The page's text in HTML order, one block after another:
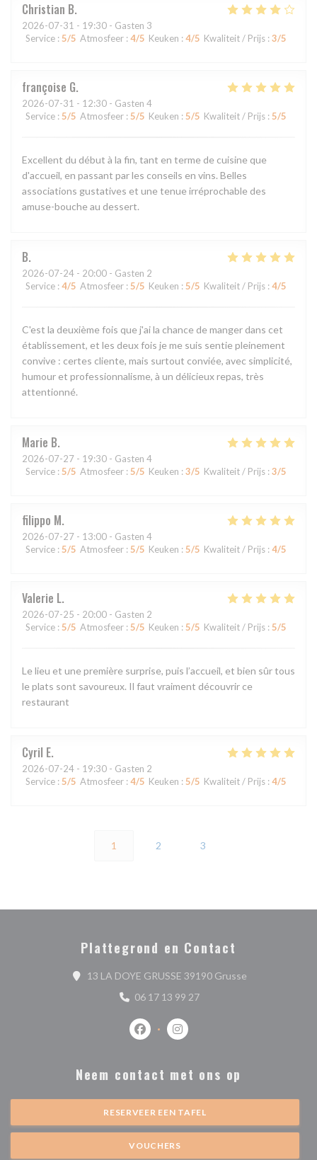
Christian B
2026-07-31 - 19:30 - Gasten 3
Service : 5/5 Atmosfeer : 4/5 Keuken : 4/5 Kwaliteit / Prijs : 3/5
françoise G
2026-07-31 - 12:30 - Gasten 4
Service : 5/5 Atmosfeer : 5/5 Keuken : 5/5 Kwaliteit / Prijs : 5/5
Excellent du début à la fin, tant en terme de cuisine que
d'accueil, en passant par les conseils en vins. Belles
associations gustatives et une tenue irréprochable des
amuse-bouche au dessert.
B
2026-07-24 - 20:00 - Gasten 2
Service : 4/5 Atmosfeer : 5/5 Keuken : 5/5 Kwaliteit / Prijs : 4/5
C'est la deuxième fois que j'ai la chance de manger dans cet
établissement, et les deux fois je me suis sentie pleinement
convive : certes cliente, mais surtout conviée, avec simplicité,
humour et professionnalisme, à un délicieux repas, très
attentionné.
Marie B
2026-07-27 - 19:30 - Gasten 4
Service : 5/5 Atmosfeer : 5/5 Keuken : 3/5 Kwaliteit / Prijs : 3/5
filippo M
2026-07-27 - 13:00 - Gasten 4
Service : 5/5 Atmosfeer : 5/5 Keuken : 5/5 Kwaliteit / Prijs : 4/5
Valerie L
2026-07-25 - 20:00 - Gasten 2
Service : 5/5 Atmosfeer : 5/5 Keuken : 5/5 Kwaliteit / Prijs : 5/5
Le lieu et une première surprise, puis l’accueil, et bien sûr tous
le plats sont savoureux. Il faut vraiment découvrir ce
restaurant
Cyril E
2026-07-24 - 19:30 - Gasten 2
Service : 5/5 Atmosfeer : 4/5 Keuken : 5/5 Kwaliteit / Prijs : 4/5
1 2 3
Plattegrond en Contact
13 LA DOYE GRUSSE 39190 Grusse((opent in een
06 17 13 99 27
Facebook ((opent in een nieuw
Instagram ((opent in een
Neem contact met ons op
RESERVEER EEN TAFEL
VOUCHERS